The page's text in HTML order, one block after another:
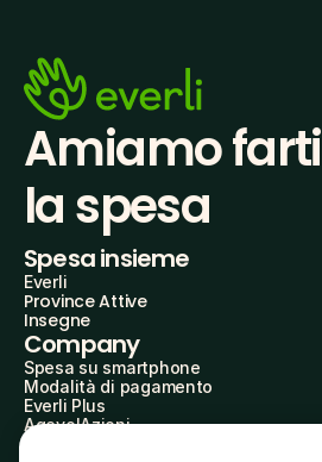
Amiamo farti
la spesa
Spesa insieme
Everli
Province Attive
Insegne
Company
Spesa su smartphone
Modalità di pagamento
Everli Plus
AgevolAzioni